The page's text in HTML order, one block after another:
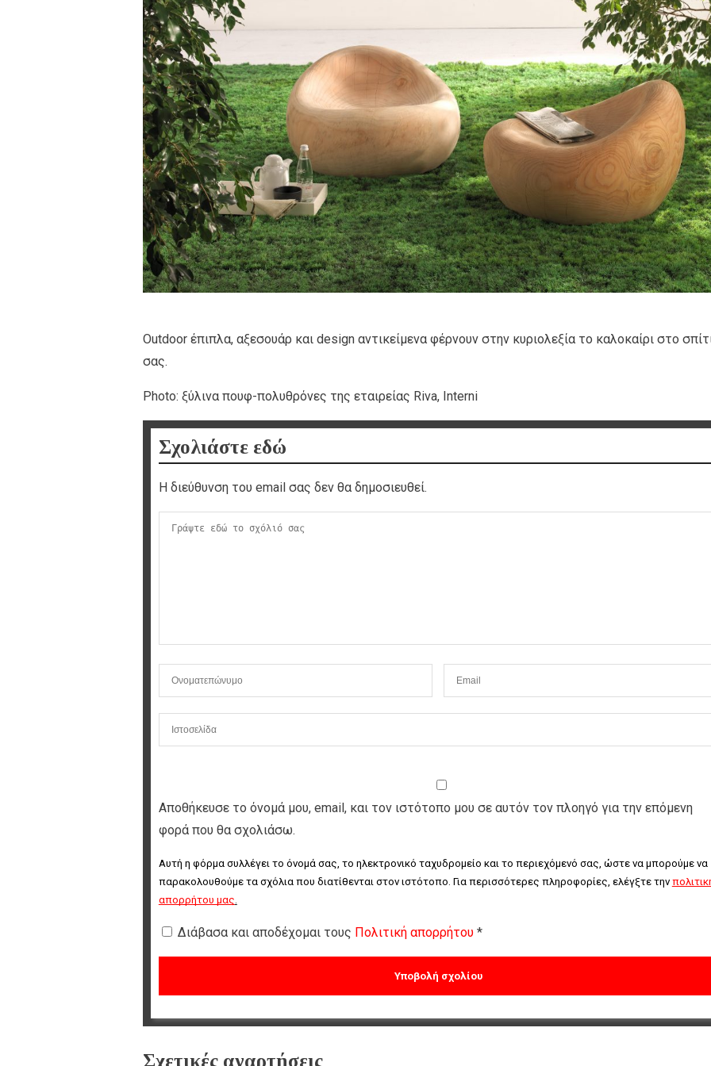
Outdoor έπιπλα, αξεσουάρ και design αντικείμενα φέρνουν στην κυριολεξία το καλοκαίρι στο
σας.
Photo: ξύλινα πουφ-πολυθρόνες της εταιρείας Riva, Interni
Σχολιάστε εδώ
Η διεύθυνση του email σας δεν θα δημοσιευθεί.
Αποθήκευσε το όνομά μου, email, και τον ιστότοπο μου σε αυτόν τον πλοηγό για την επόμενη
φορά που θα σχολιάσω.
Αυτή η φόρμα συλλέγει το όνομά σας, το ηλεκτρονικό ταχυδρομείο και το περιεχόμενό σας, ώστε να μπορούμε να
παρακολουθούμε τα σχόλια που διατίθενται στον ιστότοπο. Για περισσότερες πληροφορίες, ελέγξτε την
απορρήτου μας.
Διάβασα και αποδέχομαι τους Πολιτική απορρήτου *
Σχετικές αναρτήσεις